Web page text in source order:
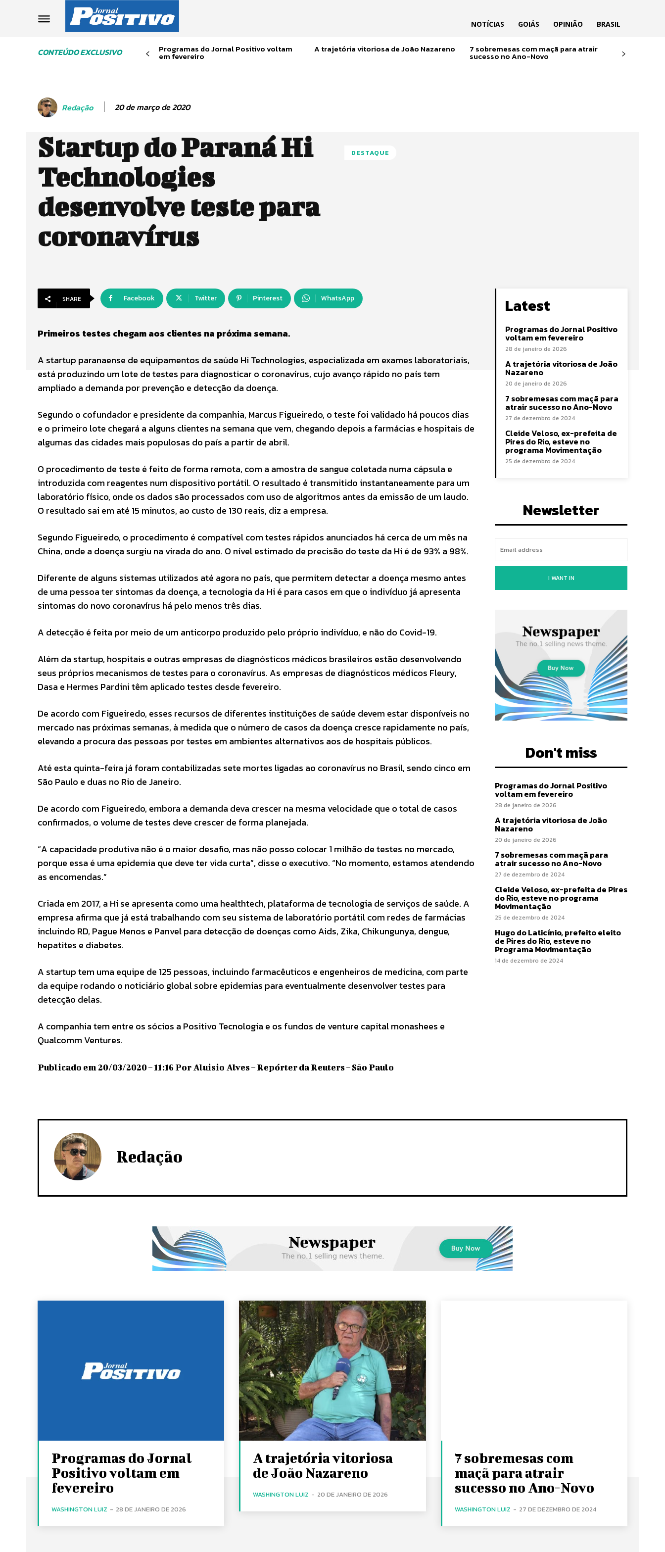
NOTÍCIAS GOIÁS OPINIÃO BRASIL
CONTEÚDO EXCLUSIVO Programas do Jornal Positivo voltam
em fevereiro
A trajetória vitoriosa de João Nazareno 7 sobremesas com maçã para atrair
sucesso no Ano-Novo
Redação 20 de março de 2020
Startup do Paraná Hi
Technologies
desenvolve teste para
coronavírus
DESTAQUE
SHARE Facebook Twitter Pinterest WhatsApp
Primeiros testes chegam aos clientes na próxima semana.
A startup paranaense de equipamentos de saúde Hi Technologies, especializada em exames laboratoriais,
está produzindo um lote de testes para diagnosticar o coronavírus, cujo avanço rápido no país tem
ampliado a demanda por prevenção e detecção da doença.
Segundo o cofundador e presidente da companhia, Marcus Figueiredo, o teste foi validado há poucos dias
e o primeiro lote chegará a alguns clientes na semana que vem, chegando depois a farmácias e hospitais de
algumas das cidades mais populosas do país a partir de abril.
O procedimento de teste é feito de forma remota, com a amostra de sangue coletada numa cápsula e
introduzida com reagentes num dispositivo portátil. O resultado é transmitido instantaneamente para um
laboratório físico, onde os dados são processados com uso de algoritmos antes da emissão de um laudo.
O resultado sai em até 15 minutos, ao custo de 130 reais, diz a empresa.
Segundo Figueiredo, o procedimento é compatível com testes rápidos anunciados há cerca de um mês na
China, onde a doença surgiu na virada do ano. O nível estimado de precisão do teste da Hi é de 93% a 98%.
Diferente de alguns sistemas utilizados até agora no país, que permitem detectar a doença mesmo antes
de uma pessoa ter sintomas da doença, a tecnologia da Hi é para casos em que o indivíduo já apresenta
sintomas do novo coronavírus há pelo menos três dias.
A detecção é feita por meio de um anticorpo produzido pelo próprio indivíduo, e não do Covid-19.
Além da startup, hospitais e outras empresas de diagnósticos médicos brasileiros estão desenvolvendo
seus próprios mecanismos de testes para o coronavírus. As empresas de diagnósticos médicos Fleury,
Dasa e Hermes Pardini têm aplicado testes desde fevereiro.
De acordo com Figueiredo, esses recursos de diferentes instituições de saúde devem estar disponíveis no
mercado nas próximas semanas, à medida que o número de casos da doença cresce rapidamente no país,
elevando a procura das pessoas por testes em ambientes alternativos aos de hospitais públicos.
Até esta quinta-feira já foram contabilizadas sete mortes ligadas ao coronavírus no Brasil, sendo cinco em
São Paulo e duas no Rio de Janeiro.
De acordo com Figueiredo, embora a demanda deva crescer na mesma velocidade que o total de casos
confirmados, o volume de testes deve crescer de forma planejada.
“A capacidade produtiva não é o maior desafio, mas não posso colocar 1 milhão de testes no mercado,
porque essa é uma epidemia que deve ter vida curta”, disse o executivo. “No momento, estamos atendendo
as encomendas.”
Criada em 2017, a Hi se apresenta como uma healthtech, plataforma de tecnologia de serviços de saúde. A
empresa afirma que já está trabalhando com seu sistema de laboratório portátil com redes de farmácias
incluindo RD, Pague Menos e Panvel para detecção de doenças como Aids, Zika, Chikungunya, dengue,
hepatites e diabetes.
A startup tem uma equipe de 125 pessoas, incluindo farmacêuticos e engenheiros de medicina, com parte
da equipe rodando o noticiário global sobre epidemias para eventualmente desenvolver testes para
detecção delas.
A companhia tem entre os sócios a Positivo Tecnologia e os fundos de venture capital monashees e
Qualcomm Ventures.
Publicado em 20/03/2020 – 11:16 Por Aluisio Alves – Repórter da Reuters – São Paulo
Latest
Programas do Jornal Positivo
voltam em fevereiro
28 de janeiro de 2026
A trajetória vitoriosa de João
Nazareno
20 de janeiro de 2026
7 sobremesas com maçã para
atrair sucesso no Ano-Novo
27 de dezembro de 2024
Cleide Veloso, ex-prefeita de
Pires do Rio, esteve no
programa Movimentação
25 de dezembro de 2024
Newsletter
I WANT IN
Don't miss
Programas do Jornal Positivo
voltam em fevereiro
28 de janeiro de 2026
A trajetória vitoriosa de João
Nazareno
20 de janeiro de 2026
7 sobremesas com maçã para
atrair sucesso no Ano-Novo
27 de dezembro de 2024
Cleide Veloso, ex-prefeita de Pires
do Rio, esteve no programa
Movimentação
25 de dezembro de 2024
Hugo do Laticínio, prefeito eleito
de Pires do Rio, esteve no
Programa Movimentação
14 de dezembro de 2024
Redação
Programas do Jornal
Positivo voltam em
fevereiro
WASHINGTON LUIZ - 28 DE JANEIRO DE 2026
A trajetória vitoriosa
de João Nazareno
WASHINGTON LUIZ - 20 DE JANEIRO DE 2026
7 sobremesas com
maçã para atrair
sucesso no Ano-Novo
WASHINGTON LUIZ - 27 DE DEZEMBRO DE 2024